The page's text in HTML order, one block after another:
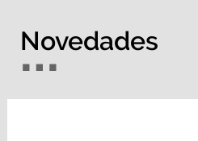
Novedades